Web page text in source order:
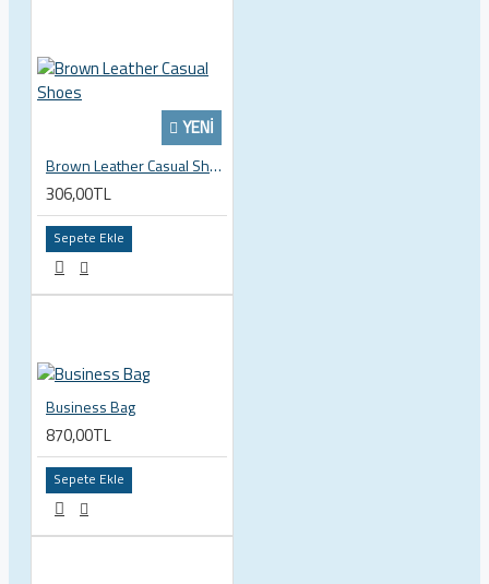
YENI
Brown Leather Casual Shoes
306,00TL
Sepete Ekle
Business Bag
870,00TL
Sepete Ekle